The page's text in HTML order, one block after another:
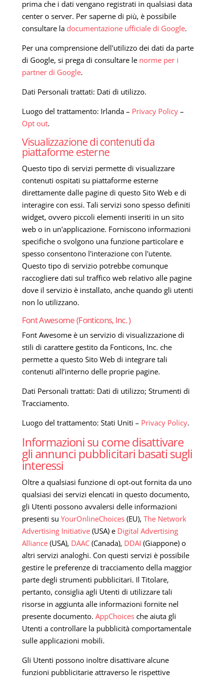
prima che i dati vengano registrati in qualsiasi data
center o server. Per saperne di più, è possibile
consultare la documentazione ufficiale di Google.
Per una comprensione dell'utilizzo dei dati da parte
di Google, si prega di consultare le norme per i
partner di Google.
Dati Personali trattati: Dati di utilizzo.
Luogo del trattamento: Irlanda – Privacy Policy–
Opt out.
Visualizzazione di contenuti da
piattaforme esterne
Questo tipo di servizi permette di visualizzare
contenuti ospitati su piattaforme esterne
direttamente dalle pagine di questo Sito Web e di
interagire con essi. Tali servizi sono spesso definiti
widget, ovvero piccoli elementi inseriti in un sito
web o in un'applicazione. Forniscono informazioni
specifiche o svolgono una funzione particolare e
spesso consentono l'interazione con l'utente.
Questo tipo di servizio potrebbe comunque
raccogliere dati sul traffico web relativo alle pagine
dove il servizio è installato, anche quando gli utenti
non lo utilizzano.
Font Awesome (Fonticons, Inc. )
Font Awesome è un servizio di visualizzazione di
stili di carattere gestito da Fonticons, Inc. che
permette a questo Sito Web di integrare tali
contenuti all’interno delle proprie pagine.
Dati Personali trattati: Dati di utilizzo; Strumenti di
Tracciamento.
Luogo del trattamento: Stati Uniti – Privacy Policy.
Informazioni su come disattivare
gli annunci pubblicitari basati sugli
interessi
Oltre a qualsiasi funzione di opt-out fornita da uno
qualsiasi dei servizi elencati in questo documento,
gli Utenti possono avvalersi delle informazioni
presenti su YourOnlineChoices(EU), The Network
Advertising Initiative(USA) e Digital Advertising
Alliance(USA), DAAC(Canada), DDAI (Giappone) o
altri servizi analoghi. Con questi servizi è possibile
gestire le preferenze di tracciamento della maggior
parte degli strumenti pubblicitari. Il Titolare,
pertanto, consiglia agli Utenti di utilizzare tali
risorse in aggiunta alle informazioni fornite nel
presente documento. AppChoicesche aiuta gli
Utenti a controllare la pubblicità comportamentale
sulle applicazioni mobili.
Gli Utenti possono inoltre disattivare alcune
funzioni pubblicitarie attraverso le rispettive